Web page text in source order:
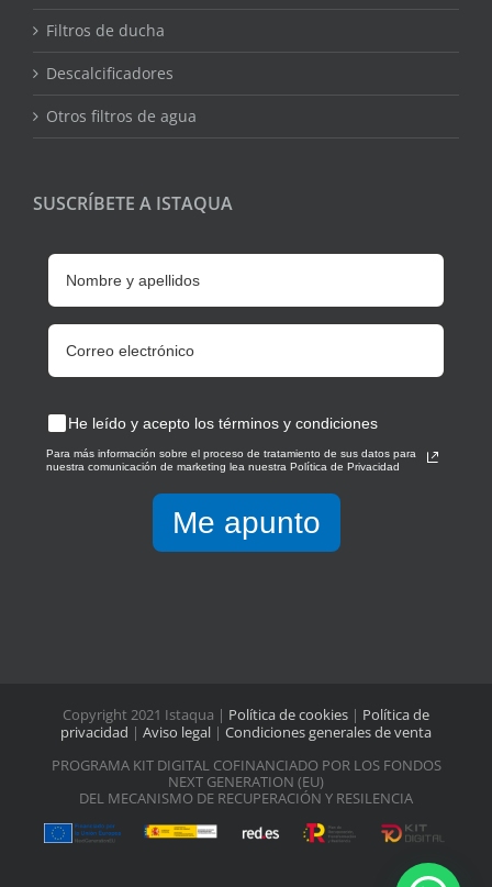
Filtros de ducha
Descalcificadores
Otros filtros de agua
SUSCRÍBETE A ISTAQUA
He leído y acepto los términos y condiciones
Para más información sobre el proceso de tratamiento de sus datos para
nuestra comunicación de marketing lea nuestra Política de Privacidad
Me apunto
Copyright 2021 Istaqua | Política de cookies | Política de
privacidad | Aviso legal | Condiciones generales de venta
PROGRAMA KIT DIGITAL COFINANCIADO POR LOS FONDOS
NEXT GENERATION (EU)
DEL MECANISMO DE RECUPERACIÓN Y RESILENCIA